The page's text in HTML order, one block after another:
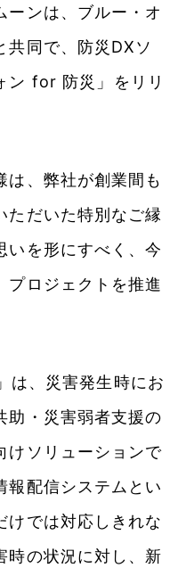
ーンは、ブルー・オ
共同で、防災DXソ
ン for 防災」をリリ
は、弊社が創業間も
ただいた特別なご縁
いを形にすべく、今
プロジェクトを推進
は、災害発生時にお
助・災害弱者支援の
けソリューションで
報配信システムとい
けでは対応しきれな
時の状況に対し、新